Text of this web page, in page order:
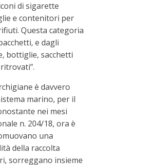
di sigarette
e contenitori per
Questa categoria
e dagli
bottiglie, sacchetti
è davvero
marino, per il
nei mesi
n. 204/18, ora è
una
della raccolta
sorreggano insieme